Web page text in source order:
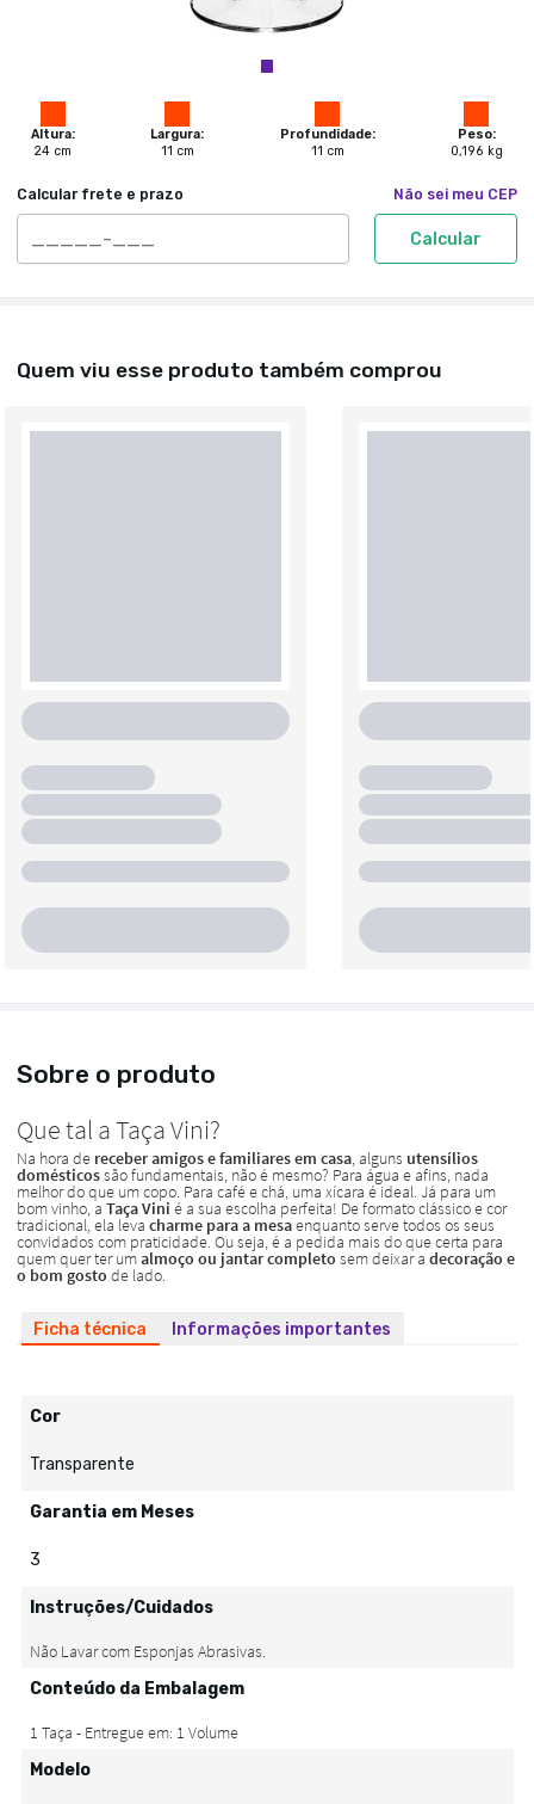
Altura:
24 cm
Largura:
11 cm
Profundidade:
11 cm
Peso:
0,196 kg
Calcular frete e prazo Não sei meu CEP
Calcular
Quem viu esse produto também comprou
Sobre o produto
Ficha técnica Informações importantes
Cor
Transparente
Garantia em Meses
3
Instruções/Cuidados
Conteúdo da Embalagem
Modelo